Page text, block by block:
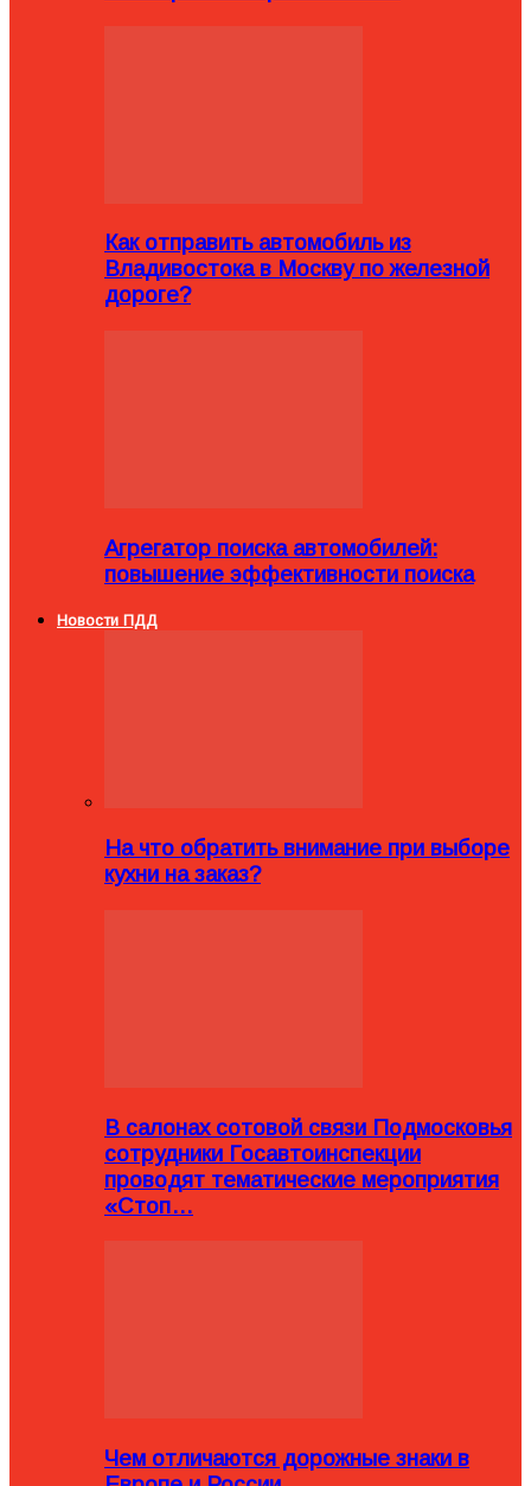
Как отправить автомобиль из
Владивостока в Москву по железной
дороге?
Агрегатор поиска автомобилей:
повышение эффективности поиска
Новости ПДД
На что обратить внимание при выборе
кухни на заказ?
В салонах сотовой связи Подмосковья
сотрудники Госавтоинспекции
проводят тематические мероприятия
«Стоп…
Чем отличаются дорожные знаки в